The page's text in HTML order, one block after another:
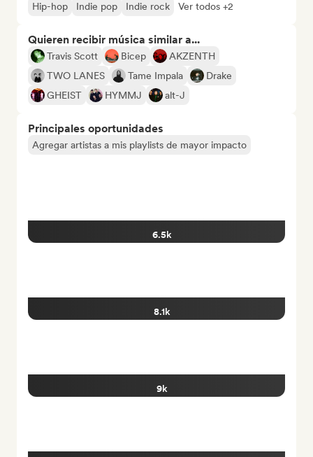
Hip-hop
Indie pop Indie rock Ver todos +2
Quieren recibir música similar a...
Travis Scott Bicep
AKZENTH
TWO LANES
Tame Impala
Drake
GHEIST
HYMMJ alt-J
Principales oportunidades
Agregar artistas a mis playlists de mayor impacto
6.5k
8.1k
9k